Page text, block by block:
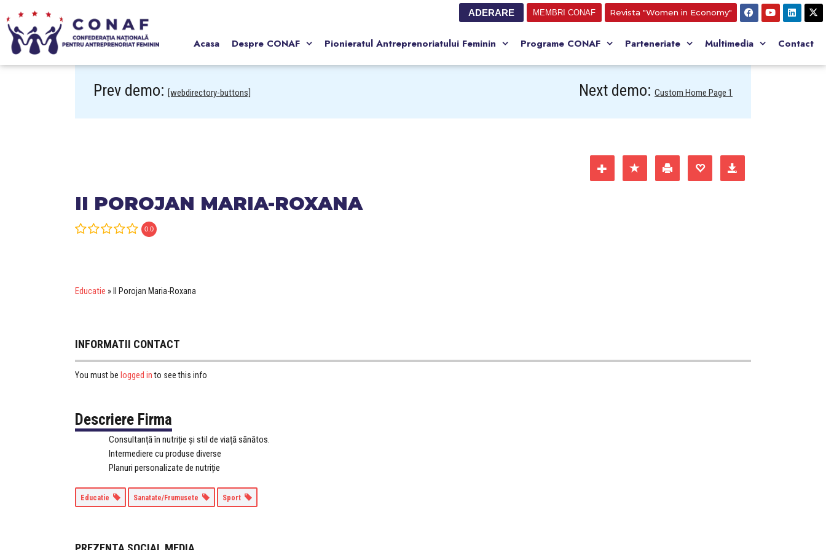
ADERARE MEMBRI CONAF Revista "Women in Economy"
Acasa Despre CONAF Pionieratul Antreprenoriatului Feminin Programe CONAF Parteneriate Multimedia Contact
Prev demo: [webdirectory-buttons] Next demo: Custom Home Page 1
II POROJAN MARIA-ROXANA
0.0
Educatie » II Porojan Maria-Roxana
INFORMATII CONTACT
You must be logged into see this info
Descriere Firma
Consultanță în nutriție și stil de viață sănătos.
Intermediere cu produse diverse
Planuri personalizate de nutriție
Educatie Sanatate/Frumusete Sport